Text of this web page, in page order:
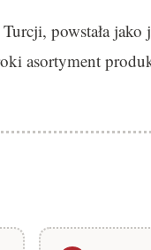
powstała jako
asortyment